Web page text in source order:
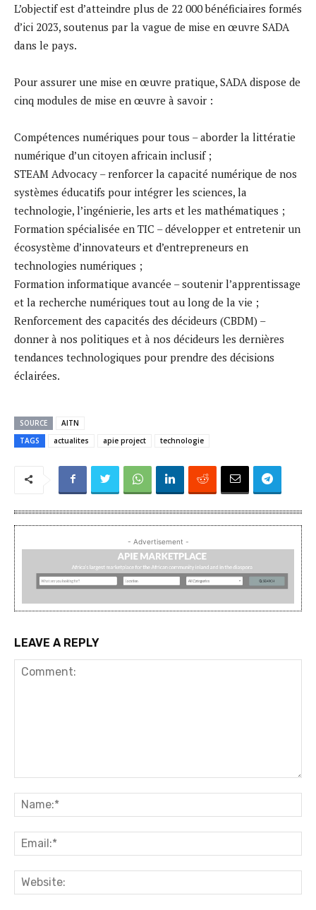
L’objectif est d’atteindre plus de 22 000 bénéficiaires formés
d’ici 2023, soutenus par la vague de mise en œuvre SADA
dans le pays.
Pour assurer une mise en œuvre pratique, SADA dispose de
cinq modules de mise en œuvre à savoir :
Compétences numériques pour tous – aborder la littératie
numérique d’un citoyen africain inclusif ;
STEAM Advocacy – renforcer la capacité numérique de nos
systèmes éducatifs pour intégrer les sciences, la
technologie, l’ingénierie, les arts et les mathématiques ;
Formation spécialisée en TIC – développer et entretenir un
écosystème d’innovateurs et d’entrepreneurs en
technologies numériques ;
Formation informatique avancée – soutenir l’apprentissage
et la recherche numériques tout au long de la vie ;
Renforcement des capacités des décideurs (CBDM) –
donner à nos politiques et à nos décideurs les dernières
tendances technologiques pour prendre des décisions
éclairées.
SOURCE
AITN
TAGS
actualites apie project technologie
- Advertisement -
LEAVE A REPLY